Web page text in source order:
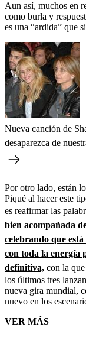
Aun así, muchos en
como burla y
es una “ardida” que
Nueva canción de
desaparezca de
Por otro lado, están
Piqué al hacer este
es reafirmar las
bien acompañada
celebrando que
con toda la energía
definitiva, con la
los últimos tres
nueva gira mundial,
nuevo en los
VER MÁS